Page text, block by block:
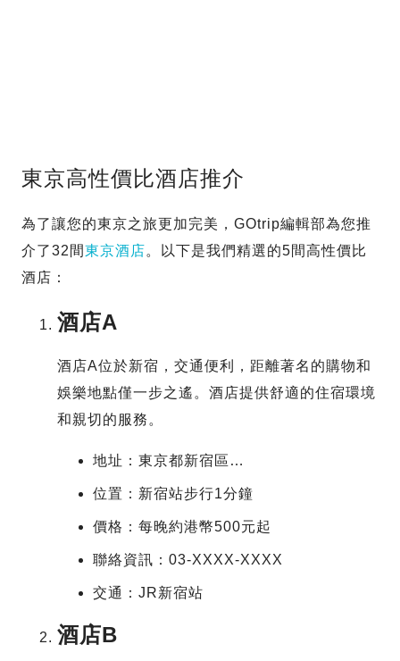
東京高性價比酒店推介
為了讓您的東京之旅更加完美，GOtrip編輯部為您推
介了32間東京酒店。以下是我們精選的5間高性價比
酒店：
酒店A
酒店A位於新宿，交通便利，距離著名的購物和
娛樂地點僅一步之遙。酒店提供舒適的住宿環境
和親切的服務。
地址：東京都新宿區…
位置：新宿站步行1分鐘
價格：每晚約港幣500元起
聯絡資訊：03-XXXX-XXXX
交通：JR新宿站
酒店B